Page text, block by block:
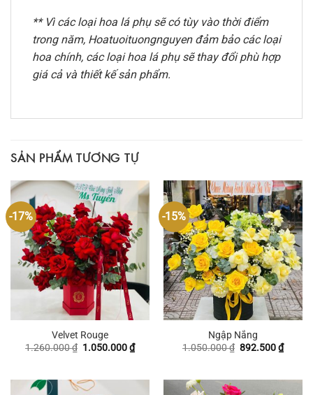
** Vì các loại hoa lá phụ sẽ có tùy vào thời điểm
trong năm, Hoatuoituongnguyen đảm bảo các loại
hoa chính, các loại hoa lá phụ sẽ thay đổi phù hợp
giá cả và thiết kế sản phẩm.
SẢN PHẨM TƯƠNG TỰ
-17%
Velvet Rouge
1.260.000₫ Giá
1.050.000₫Giá
hiện
1.050.000 ₫.
-15%
Ngập Nắng
1.050.000₫ Giá
892.500₫Giá
hiện